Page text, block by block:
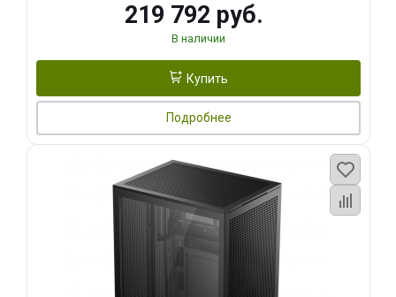
219 792 руб.
В наличии
Купить
Подробнее